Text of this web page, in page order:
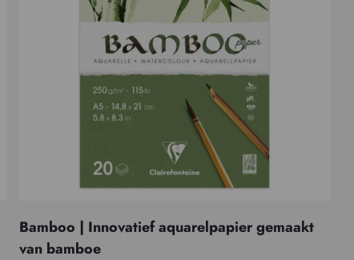
Bamboo | Innovatief aquarelpapier gemaakt
van bamboe